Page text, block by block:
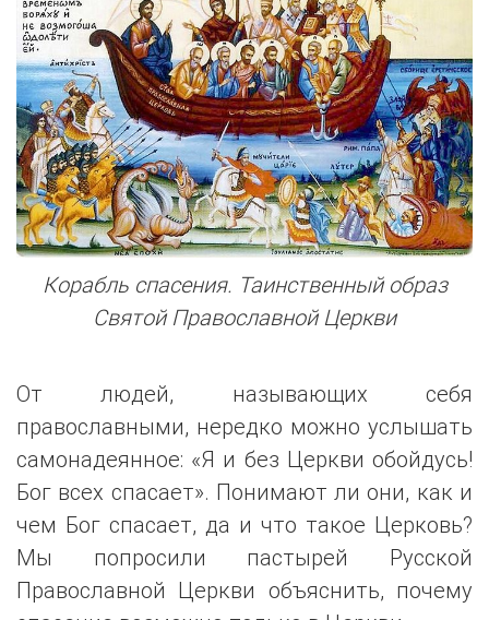
Корабль спасения. Таинственный образ
Святой Православной Церкви
От людей, называющих себя
православными, нередко можно услышать
самонадеянное: «Я и без Церкви обойдусь!
Бог всех спасает». Понимают ли они, как и
чем Бог спасает, да и что такое Церковь?
Мы попросили пастырей Русской
Православной Церкви объяснить, почему